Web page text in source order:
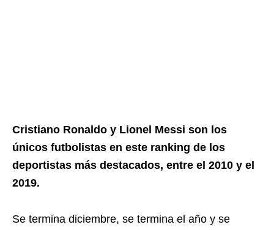
Cristiano Ronaldo y Lionel Messi son los
únicos futbolistas en este ranking de los
deportistas más destacados, entre el 2010 y el
2019.
Se termina diciembre, se termina el año y se